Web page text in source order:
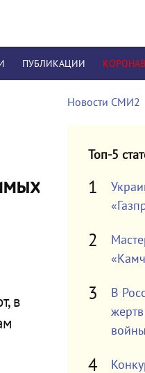
ПУБЛИКАЦИИ
в
Новости СМИ2
Топ-5
В
войны